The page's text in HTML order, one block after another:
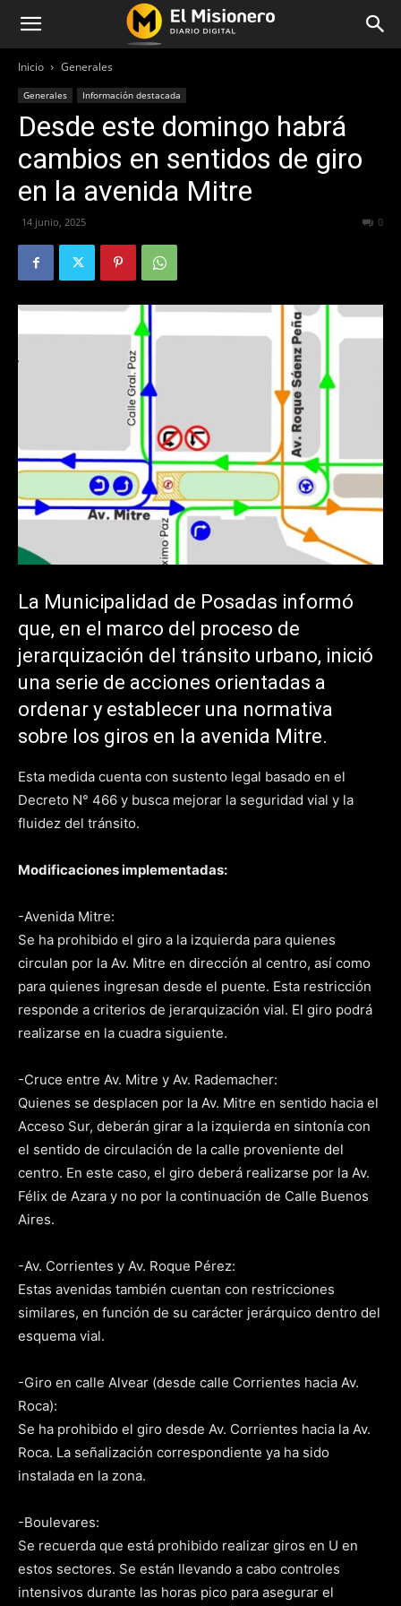
Inicio Generales
Generales Información destacada
Desde este domingo habrá
cambios en sentidos de giro
en la avenida Mitre
14 junio, 2025 0
La Municipalidad de Posadas informó
que, en el marco del proceso de
jerarquización del tránsito urbano, inició
una serie de acciones orientadas a
ordenar y establecer una normativa
sobre los giros en la avenida Mitre.
Esta medida cuenta con sustento legal basado en el
Decreto N° 466 y busca mejorar la seguridad vial y la
fluidez del tránsito.
Modificaciones implementadas:
-Avenida Mitre:
Se ha prohibido el giro a la izquierda para quienes
circulan por la Av. Mitre en dirección al centro, así como
para quienes ingresan desde el puente. Esta restricción
responde a criterios de jerarquización vial. El giro podrá
realizarse en la cuadra siguiente.
-Cruce entre Av. Mitre y Av. Rademacher:
Quienes se desplacen por la Av. Mitre en sentido hacia el
Acceso Sur, deberán girar a la izquierda en sintonía con
el sentido de circulación de la calle proveniente del
centro. En este caso, el giro deberá realizarse por la Av.
Félix de Azara y no por la continuación de Calle Buenos
Aires.
-Av. Corrientes y Av. Roque Pérez:
Estas avenidas también cuentan con restricciones
similares, en función de su carácter jerárquico dentro del
esquema vial.
-Giro en calle Alvear (desde calle Corrientes hacia Av.
Roca):
Se ha prohibido el giro desde Av. Corrientes hacia la Av.
Roca. La señalización correspondiente ya ha sido
instalada en la zona.
-Boulevares:
Se recuerda que está prohibido realizar giros en U en
estos sectores. Se están llevando a cabo controles
intensivos durante las horas pico para asegurar el